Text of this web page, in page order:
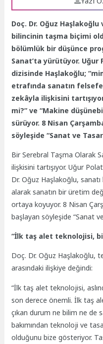
Doç. Dr. Oğuz
bilincinin taşma biçimi
bölümlük bir düşünce
Sanat’ta yürütüyor. Uğur
dizisinde Haşlakoğlu;
etrafında sanatın
zekâyla ilişkisini
mi?” ve “Makine
sürüyor. 8 Nisan
söyleşide “Sanat ve
Bir Serebral Taşma Olarak
ilişkisini tartışıyor. Uğur
Dr. Oğuz Haşlakoğlu,
alarak sanatın bir üretim
ortaya koyuyor. 8 Nisan
başlayan söyleşide “Sanat
“İlk taş alet teknolojisi,
Doç. Dr. Oğuz Haşlakoğlu,
arasındaki ilişkiye değindi:
“İlk taş alet teknolojisi,
son derece önemli. İlk taş
çıkan durum ne bilim ne de
bakımından teknoloji ve
olduğunu bize gösteriyor.